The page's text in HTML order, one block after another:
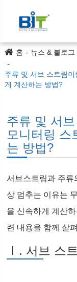
홈 뉴스 & 블로그
주류 및 서브 스트림
게 계산하는 방법?
주류 및 서
모니터링 스
는 방법?
서브스트림과 주류
상 멈추는 이유는
을 신속하게 계산
련 내용을 함께 살
Ⅰ. 서브 스